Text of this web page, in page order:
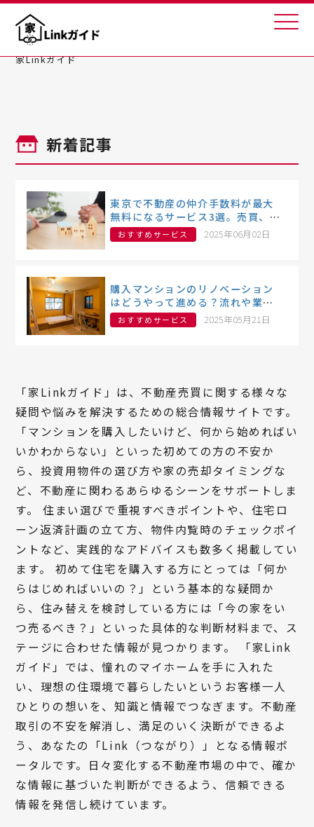
家Linkガイド
新着記事
東京で不動産の仲介手数料が最大
無料になるサービス3選。売買、賃
貸それぞれの法定上限についても
解説
おすすめサービス 2025年06月02日
購入マンションのリノベーション
はどうやって進める？流れや業者
の選び方、東京でおすすめのリノ
ベ業者3選も紹介
おすすめサービス 2025年05月21日
「家Linkガイド」は、不動産売買に関する様々な
疑問や悩みを解決するための総合情報サイトです。
「マンションを購入したいけど、何から始めればい
いかわからない」といった初めての方の不安か
ら、投資用物件の選び方や家の売却タイミングな
ど、不動産に関わるあらゆるシーンをサポートしま
す。 住まい選びで重視すべきポイントや、住宅ロ
ーン返済計画の立て方、物件内覧時のチェックポイ
ントなど、実践的なアドバイスも数多く掲載してい
ます。 初めて住宅を購入する方にとっては「何か
らはじめればいいの？」という基本的な疑問か
ら、住み替えを検討している方には「今の家をい
つ売るべき？」といった具体的な判断材料まで、ス
テージに合わせた情報が見つかります。 「家Link
ガイド」では、憧れのマイホームを手に入れた
い、理想の住環境で暮らしたいというお客様一人
ひとりの想いを、知識と情報でつなぎます。不動産
取引の不安を解消し、満足のいく決断ができるよ
う、あなたの「Link（つながり）」となる情報ポ
ータルです。日々変化する不動産市場の中で、確か
な情報に基づいた判断ができるよう、信頼できる
情報を発信し続けています。